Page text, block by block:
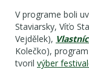
V programe boli
Staviarsky, Víťo
Vejdělek),
Kolečko),
tvoril výber